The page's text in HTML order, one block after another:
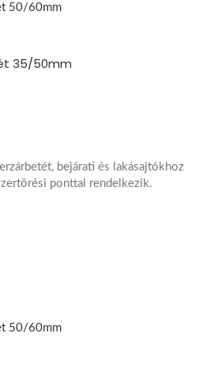
35/50mm
bejárati és lakásajtókhoz
ponttal rendelkezik.